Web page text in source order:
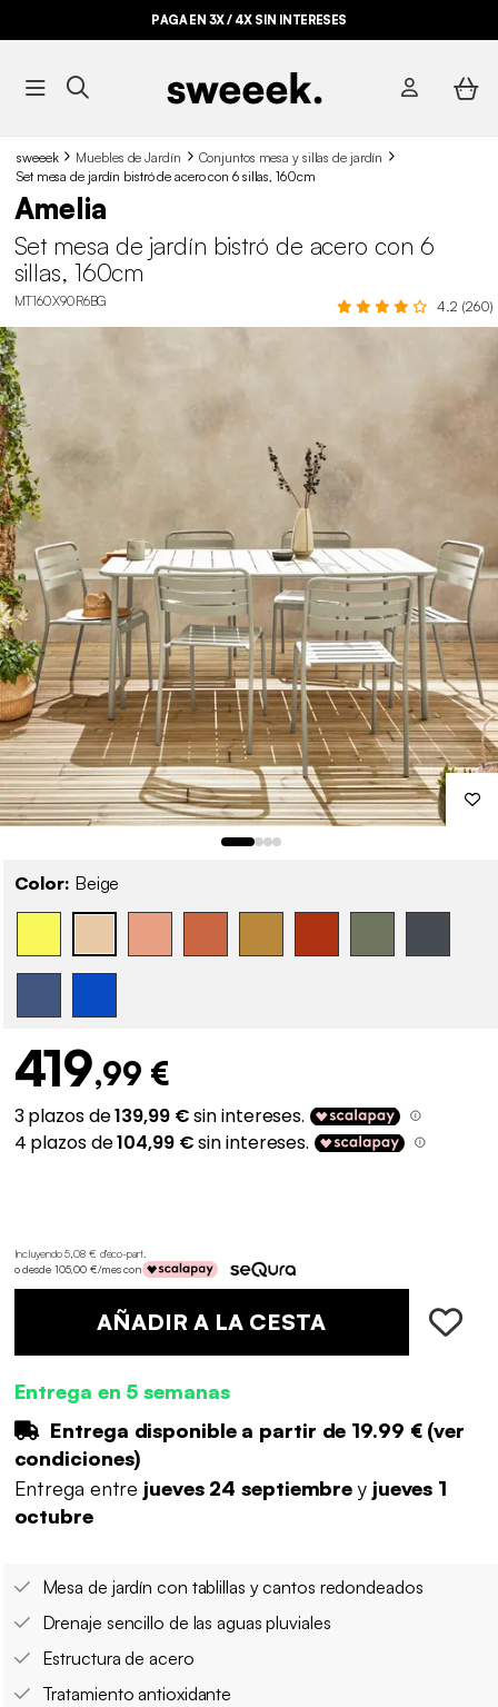
PAGA EN 3X / 4X SIN INTERESES
sweeek Muebles de Jardín
Conjuntos mesa y sillas de jardín
Set mesa de jardín bistró de acero con 6 sillas, 160cm
Amelia
Set mesa de jardín bistró de acero con 6
sillas, 160cm
MT160X90R6BG 4.2 (260)
Color: Beige
419,99 €
Incluyendo 5,08 € d'éco-part.
o desde 105,00 €/mes con
AÑADIR A LA CESTA
Entrega en 5 semanas
Entrega disponible a partir de 19.99 €(ver
condiciones)
Entrega entre jueves 24 septiembrey jueves 1
octubre
Mesa de jardín con tablillas y cantos redondeados
Drenaje sencillo de las aguas pluviales
Estructura de acero
Tratamiento antioxidante